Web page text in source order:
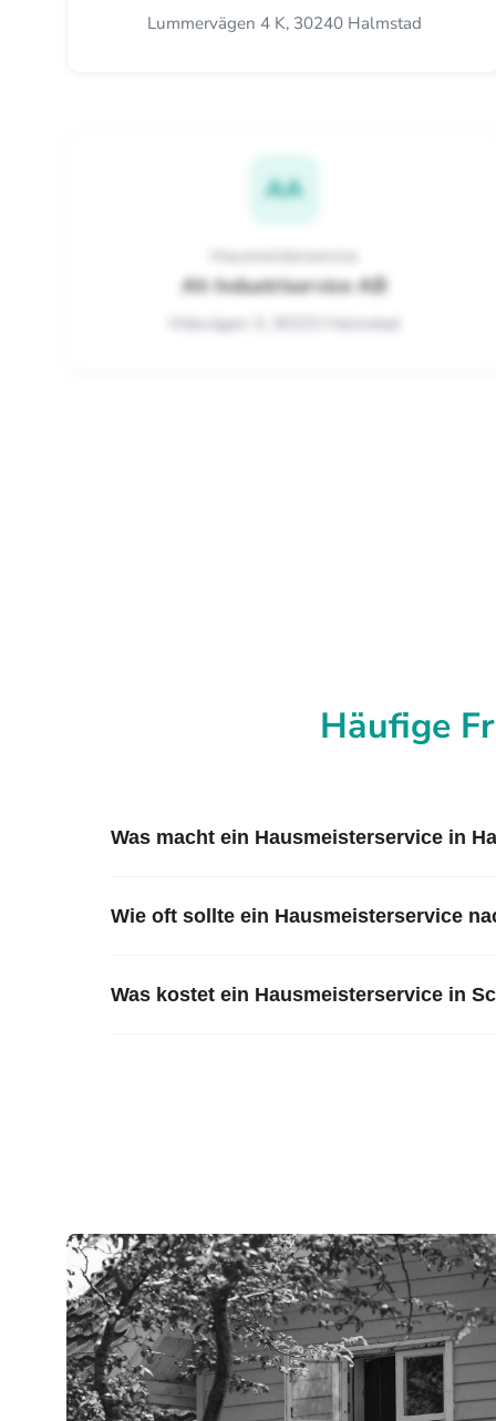
Lummervägen 4 K, 30240 Halmstad
AA
Hausmeisterservice
Ah Industriservice AB
Videvägen 3, 30223 Halmstad
Häufige
Was macht ein Hausmeisterservice in
Wie oft sollte ein Hausmeisterservice
Was kostet ein Hausmeisterservice in